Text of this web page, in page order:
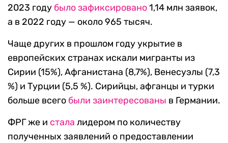
2023 году было зафиксировано1,14 млн заявок,
а в 2022 году — около 965 тысяч.
Чаще других в прошлом году укрытие в
европейских странах искали мигранты из
Сирии (15%), Афганистана (8,7%), Венесуэлы (7,3
%) и Турции (5,5 %). Сирийцы, афганцы и турки
больше всего были заинтересованы в Германии.
ФРГ же и стала лидером по количеству
полученных заявлений о предоставлении